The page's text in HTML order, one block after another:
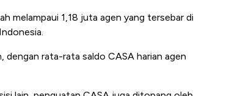
melampaui 1,18 juta agen yang tersebar di
dengan rata-rata saldo CASA harian agen